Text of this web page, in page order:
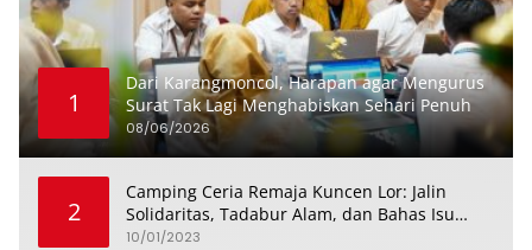
1
Dari Karangmoncol, Harapan agar Mengurus
Surat Tak Lagi Menghabiskan Sehari Penuh
08/06/2026
2
Camping Ceria Remaja Kuncen Lor: Jalin
Solidaritas, Tadabur Alam, dan Bahas Isu
Keremajaan
10/01/2023